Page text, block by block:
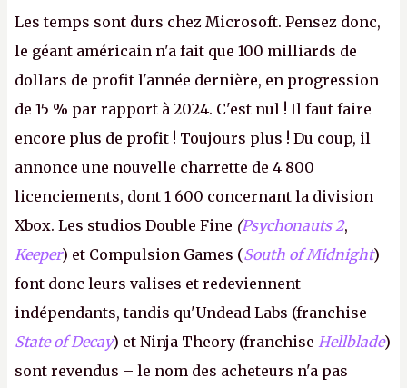
Les temps sont durs chez Microsoft. Pensez donc,
le géant américain n'a fait que 100 milliards de
dollars de profit l'année dernière, en progression
de 15 % par rapport à 2024. C'est nul ! Il faut faire
encore plus de profit ! Toujours plus ! Du coup, il
annonce une nouvelle charrette de 4 800
licenciements, dont 1 600 concernant la division
Xbox. Les studios Double Fine (Psychonauts 2,
Keeper) et Compulsion Games (South of Midnight)
font donc leurs valises et redeviennent
indépendants, tandis qu'Undead Labs (franchise
State of Decay) et Ninja Theory (franchise Hellblade)
sont revendus – le nom des acheteurs n'a pas